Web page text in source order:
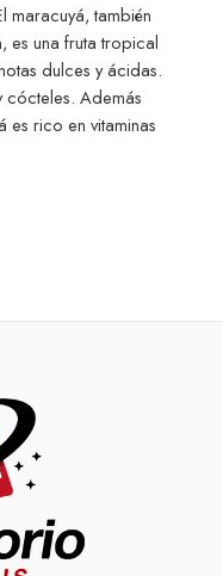
maracuyá, también
una fruta tropical
dulces y ácidas.
cócteles. Además
rico en vitaminas